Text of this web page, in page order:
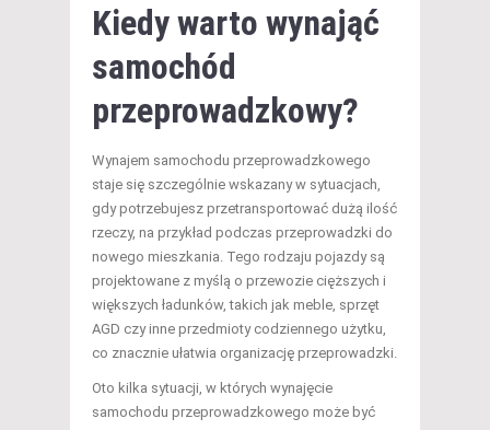
Kiedy warto wynająć
samochód
przeprowadzkowy?
Wynajem samochodu przeprowadzkowego
staje się szczególnie wskazany w sytuacjach,
gdy potrzebujesz przetransportować dużą ilość
rzeczy, na przykład podczas przeprowadzki do
nowego mieszkania. Tego rodzaju pojazdy są
projektowane z myślą o przewozie cięższych i
większych ładunków, takich jak meble, sprzęt
AGD czy inne przedmioty codziennego użytku,
co znacznie ułatwia organizację przeprowadzki.
Oto kilka sytuacji, w których wynajęcie
samochodu przeprowadzkowego może być